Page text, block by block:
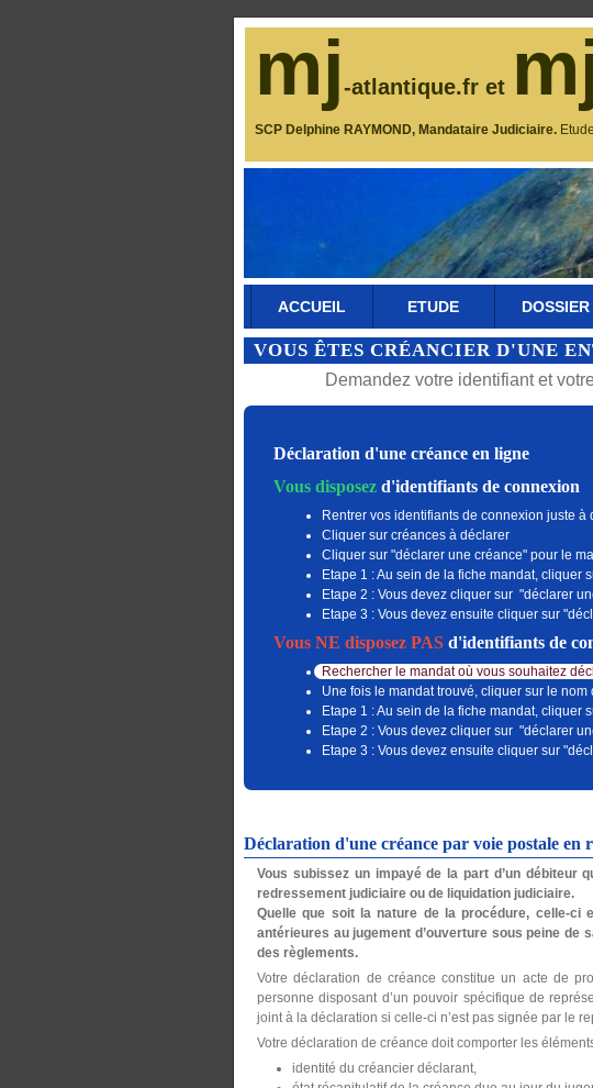
mj-atlantique.fr et
SCP Delphine RAYMOND, Mandataire Judiciaire.
ACCUEIL ETUDE DOSSIER
VOUS ÊTES CRÉANCIER D'UNE
Demandez votre identifiant et
Déclaration d'une créance en ligne
Vous disposezd'identifiants de connexion
Rentrer vos identifiants de connexion juste
Cliquer sur créances à déclarer
Cliquer sur "déclarer une créance" pour le
Etape 1 : Au sein de la fiche mandat, cliquer
Etape 2 : Vous devez cliquer sur "déclarer
Etape 3 : Vous devez ensuite cliquer sur
Vous NE disposez PASd'identifiants de
Rechercher le mandat où vous souhaitez
Une fois le mandat trouvé, cliquer sur le nom
Etape 1 : Au sein de la fiche mandat, cliquer
Etape 2 : Vous devez cliquer sur "déclarer
Etape 3 : Vous devez ensuite cliquer sur
Déclaration d'une créance par voie postale en
Vous subissez un impayé de la part d’un débiteur
redressement judiciaire ou de liquidation judiciaire.
Quelle que soit la nature de la procédure, celle-ci
antérieures au jugement d’ouverture sous peine de
des règlements.
Votre déclaration de créance constitue un acte de
personne disposant d’un pouvoir spécifique de
joint à la déclaration si celle-ci n’est pas signée par le
Votre déclaration de créance doit comporter les
identité du créancier déclarant,